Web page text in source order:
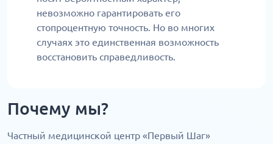
невозможно гарантировать его
стопроцентную точность. Но во многих
случаях это единственная возможность
восстановить справедливость.
Почему мы?
Частный медицинской центр «Первый Шаг»